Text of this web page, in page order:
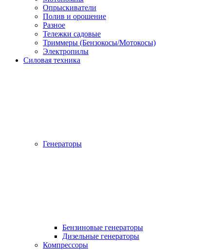
Опрыскиватели
Полив и орошение
Разное
Тележки садовые
Триммеры (Бензокосы/Мотокосы)
Электропилы
Силовая техника
Генераторы
Бензиновые генераторы
Дизельные генераторы
Компрессоры